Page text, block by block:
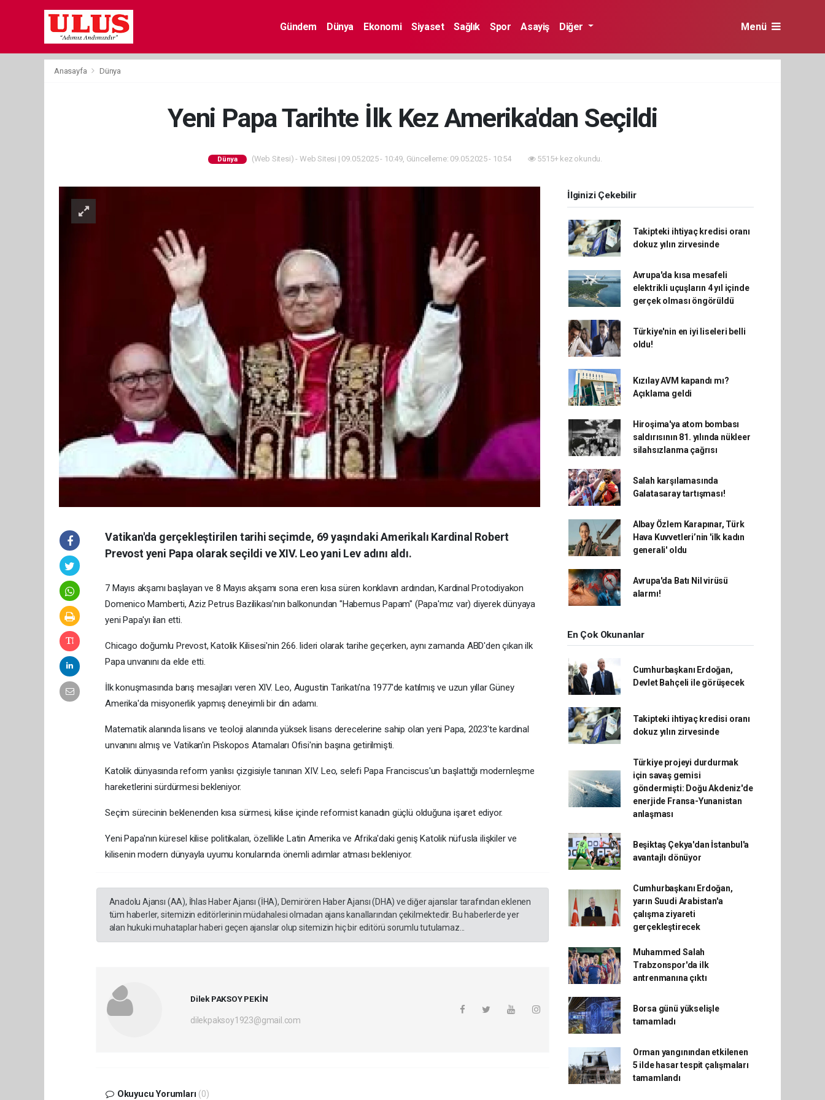
Gündem Dünya Ekonomi Siyaset Sağlık Spor Asayiş Diğer Menü
Anasayfa Dünya
Yeni Papa Tarihte İlk Kez Amerika'dan Seçildi
Dünya (Web Sitesi) - Web Sitesi | 09.05.2025 - 10:49, Güncelleme: 09.05.2025 - 10:54 5515+ kez okundu.
Vatikan'da gerçekleştirilen tarihi seçimde, 69 yaşındaki Amerikalı Kardinal Robert
Prevost yeni Papa olarak seçildi ve XIV. Leo yani Lev adını aldı.
7 Mayıs akşamı başlayan ve 8 Mayıs akşamı sona eren kısa süren konklavın ardından, Kardinal Protodiyakon
Domenico Mamberti, Aziz Petrus Bazilikası'nın balkonundan "Habemus Papam" (Papa'mız var) diyerek dünyaya
yeni Papa'yı ilan etti.
Chicago doğumlu Prevost, Katolik Kilisesi'nin 266. lideri olarak tarihe geçerken, aynı zamanda ABD'den çıkan ilk
Papa unvanını da elde etti.
İlk konuşmasında barış mesajları veren XIV. Leo, Augustin Tarikatı'na 1977'de katılmış ve uzun yıllar Güney
Amerika'da misyonerlik yapmış deneyimli bir din adamı.
Matematik alanında lisans ve teoloji alanında yüksek lisans derecelerine sahip olan yeni Papa, 2023'te kardinal
unvanını almış ve Vatikan'ın Piskopos Atamaları Ofisi'nin başına getirilmişti.
Katolik dünyasında reform yanlısı çizgisiyle tanınan XIV. Leo, selefi Papa Franciscus'un başlattığı modernleşme
hareketlerini sürdürmesi bekleniyor.
Seçim sürecinin beklenenden kısa sürmesi, kilise içinde reformist kanadın güçlü olduğuna işaret ediyor.
Yeni Papa'nın küresel kilise politikaları, özellikle Latin Amerika ve Afrika'daki geniş Katolik nüfusla ilişkiler ve
kilisenin modern dünyayla uyumu konularında önemli adımlar atması bekleniyor.
Anadolu Ajansı (AA), İhlas Haber Ajansı (İHA), Demirören Haber Ajansı (DHA) ve diğer ajanslar tarafından eklenen
tüm haberler, sitemizin editörlerinin müdahalesi olmadan ajans kanallarından çekilmektedir. Bu haberlerde yer
alan hukuki muhataplar haberi geçen ajanslar olup sitemizin hiç bir editörü sorumlu tutulamaz...
Dilek PAKSOY PEKİN
dilekpaksoy1923@gmail.com
Okuyucu Yorumları (0)
İlginizi Çekebilir
Takipteki ihtiyaç kredisi oranı
dokuz yılın zirvesinde
Avrupa'da kısa mesafeli
elektrikli uçuşların 4 yıl içinde
gerçek olması öngörüldü
Türkiye'nin en iyi liseleri belli
oldu!
Kızılay AVM kapandı mı?
Açıklama geldi
Hiroşima'ya atom bombası
saldırısının 81. yılında nükleer
silahsızlanma çağrısı
Salah karşılamasında
Galatasaray tartışması!
Albay Özlem Karapınar, Türk
Hava Kuvvetleri’nin 'ilk kadın
generali' oldu
Avrupa'da Batı Nil virüsü
alarmı!
En Çok Okunanlar
Cumhurbaşkanı Erdoğan,
Devlet Bahçeli ile görüşecek
Takipteki ihtiyaç kredisi oranı
dokuz yılın zirvesinde
Türkiye projeyi durdurmak
için savaş gemisi
göndermişti: Doğu Akdeniz'de
enerjide Fransa-Yunanistan
anlaşması
Beşiktaş Çekya'dan İstanbul'a
avantajlı dönüyor
Cumhurbaşkanı Erdoğan,
yarın Suudi Arabistan'a
çalışma ziyareti
gerçekleştirecek
Muhammed Salah
Trabzonspor'da ilk
antrenmanına çıktı
Borsa günü yükselişle
tamamladı
Orman yangınından etkilenen
5 ilde hasar tespit çalışmaları
tamamlandı